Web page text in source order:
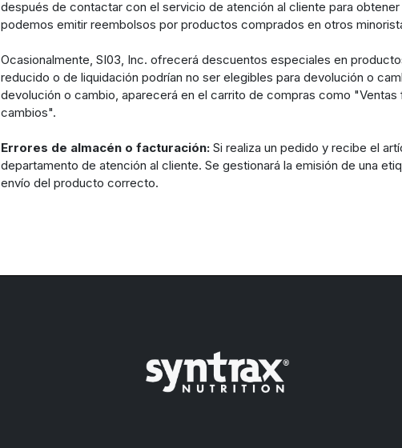
después de contactar con el servicio de atención al cliente para
podemos emitir reembolsos por productos comprados en otros
Ocasionalmente, SI03, Inc. ofrecerá descuentos especiales en
reducido o de liquidación podrían no ser elegibles para devolución o
devolución o cambio, aparecerá en el carrito de compras como
cambios".
Errores de almacén o facturación: Si realiza un pedido y recibe el
departamento de atención al cliente. Se gestionará la emisión de una
envío del producto correcto.